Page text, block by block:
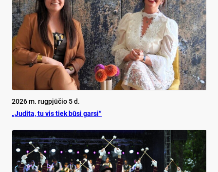
2026 m. rugpjūčio 5 d.
„Judita, tu vis tiek būsi garsi“